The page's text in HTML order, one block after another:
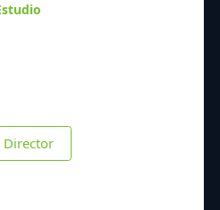
Director